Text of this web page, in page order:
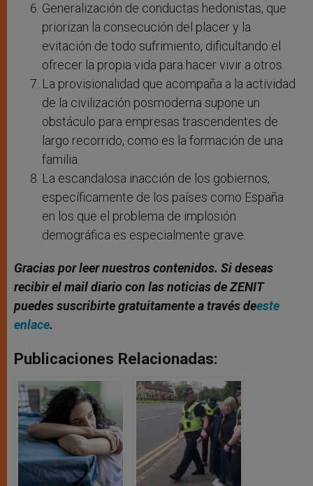
Generalización de conductas hedonistas, que
priorizan la consecución del placer y la
evitación de todo sufrimiento, dificultando el
ofrecer la propia vida para hacer vivir a otros.
La provisionalidad que acompaña a la actividad
de la civilización posmoderna supone un
obstáculo para empresas trascendentes de
largo recorrido, como es la formación de una
familia.
La escandalosa inacción de los gobiernos,
específicamente de los países como España
en los que el problema de implosión
demográfica es especialmente grave.
Gracias por leer nuestros contenidos. Si deseas
recibir el mail diario con las noticias de ZENIT
puedes suscribirte gratuitamente a través deeste
enlace.
Publicaciones Relacionadas: